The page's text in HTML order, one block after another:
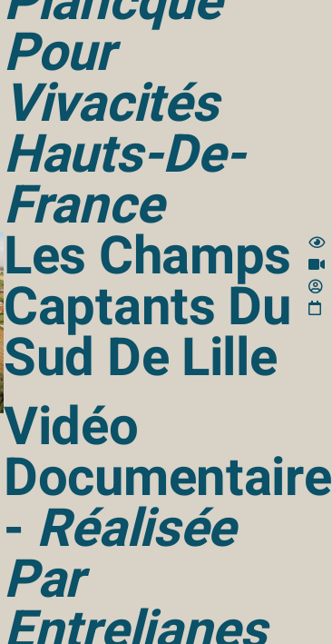
Pour
Vivacités
Hauts-De-
France
Les Champs
Captants Du
Sud De Lille
Vidéo
Documentaire
- Réalisée
Par